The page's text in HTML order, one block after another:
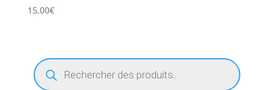
15,00€
Recherche
de
produits